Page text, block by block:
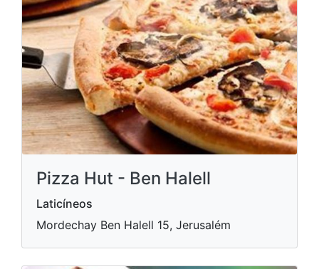
Pizza Hut - Ben Halell
Laticíneos
Mordechay Ben Halell 15, Jerusalém